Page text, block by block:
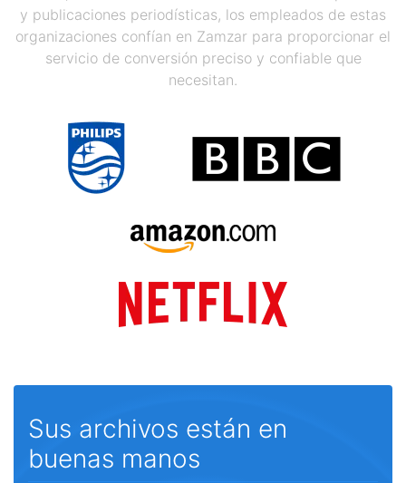
y publicaciones periodísticas, los empleados de estas
organizaciones confían en Zamzar para proporcionar el
servicio de conversión preciso y confiable que
necesitan.
Sus archivos están en
buenas manos